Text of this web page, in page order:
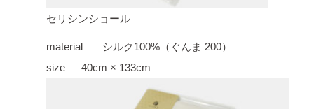
セリシンショール
material
シルク100%（ぐんま 200）
size
40cm × 133cm